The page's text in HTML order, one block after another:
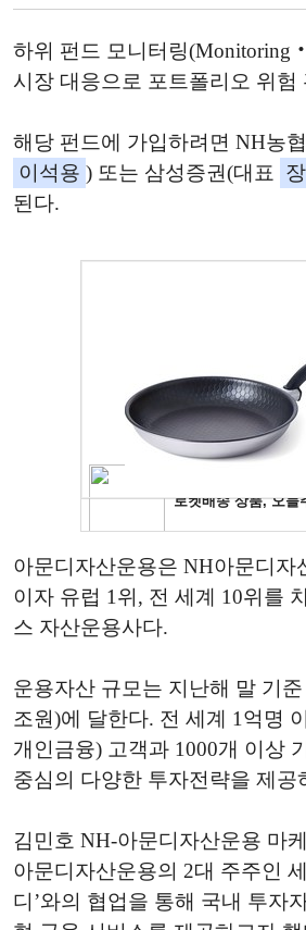
하위 펀드 모니터링
시장 대응으로 포트폴리오 위험
해당 펀드에 가입하려면 NH농
이석용 ) 또는 삼성증권(대표
된다.
아문디자산운용은 NH아문디자
이자 유럽 1위, 전 세계 10위를
스 자산운용사다.
운용자산 규모는 지난해 말 기
조원)에 달한다. 전 세계 1억명
개인금융) 고객과 1000개 이상
중심의 다양한 투자전략을 제공
김민호 NH-아문디자산운용 마
아문디자산운용의 2대 주주인
디’와의 협업을 통해 국내 투자